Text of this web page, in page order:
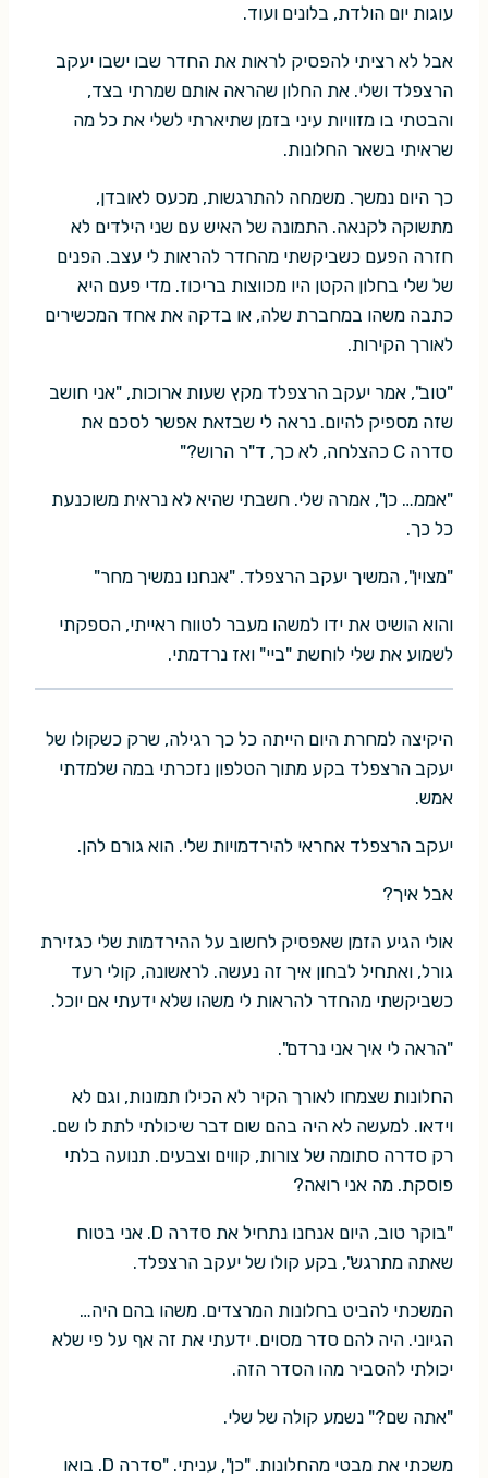
עוגות יום הולדת, בלונים ועוד.
אבל לא רציתי להפסיק לראות את החדר שבו ישבו יעקב
הרצפלד ושלי. את החלון שהראה אותם שמרתי בצד,
והבטתי בו מזוויות עיני בזמן שתיארתי לשלי את כל מה
שראיתי בשאר החלונות.
כך היום נמשך. משמחה להתרגשות, מכעס לאובדן,
מתשוקה לקנאה. התמונה של האיש עם שני הילדים לא
חזרה הפעם כשביקשתי מהחדר להראות לי עצב. הפנים
של שלי בחלון הקטן היו מכווצות בריכוז. מדי פעם היא
כתבה משהו במחברת שלה, או בדקה את אחד המכשירים
לאורך הקירות.
"טוב", אמר יעקב הרצפלד מקץ שעות ארוכות, "אני חושב
שזה מספיק להיום. נראה לי שבזאת אפשר לסכם את
סדרה C כהצלחה, לא כך, ד"ר הרוש?"
"אממ… כן", אמרה שלי. חשבתי שהיא לא נראית משוכנעת
כל כך.
"מצוין", המשיך יעקב הרצפלד. "אנחנו נמשיך מחר"
והוא הושיט את ידו למשהו מעבר לטווח ראייתי, הספקתי
לשמוע את שלי לוחשת "ביי" ואז נרדמתי.
היקיצה למחרת היום הייתה כל כך רגילה, שרק כשקולו של
יעקב הרצפלד בקע מתוך הטלפון נזכרתי במה שלמדתי
אמש.
יעקב הרצפלד אחראי להירדמויות שלי. הוא גורם להן.
אבל איך?
אולי הגיע הזמן שאפסיק לחשוב על ההירדמות שלי כגזירת
גורל, ואתחיל לבחון איך זה נעשה. לראשונה, קולי רעד
כשביקשתי מהחדר להראות לי משהו שלא ידעתי אם יוכל.
"הראה לי איך אני נרדם".
החלונות שצמחו לאורך הקיר לא הכילו תמונות, וגם לא
וידאו. למעשה לא היה בהם שום דבר שיכולתי לתת לו שם.
רק סדרה סתומה של צורות, קווים וצבעים. תנועה בלתי
פוסקת. מה אני רואה?
"בוקר טוב, היום אנחנו נתחיל את סדרה D. אני בטוח
שאתה מתרגש", בקע קולו של יעקב הרצפלד.
המשכתי להביט בחלונות המרצדים. משהו בהם היה…
הגיוני. היה להם סדר מסוים. ידעתי את זה אף על פי שלא
יכולתי להסביר מהו הסדר הזה.
"אתה שם?" נשמע קולה של שלי.
משכתי את מבטי מהחלונות. "כן", עניתי. "סדרה D. בואו